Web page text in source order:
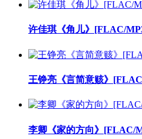
许佳琪《角儿》[FLAC/
王铮亮《言简意赅》
李卿《家的方向》[FLAC/